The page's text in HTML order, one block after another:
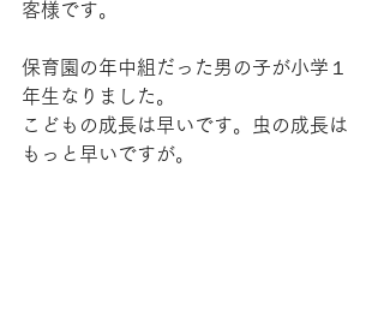
客様です。
保育園の年中組だった男の子が小学１
年生なりました。
こどもの成長は早いです。虫の成長は
もっと早いですが。